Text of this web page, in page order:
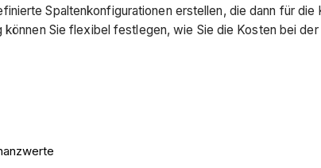
Spaltenkonfigurationen erstellen, die dann für
Sie flexibel festlegen, wie Sie die Kosten bei